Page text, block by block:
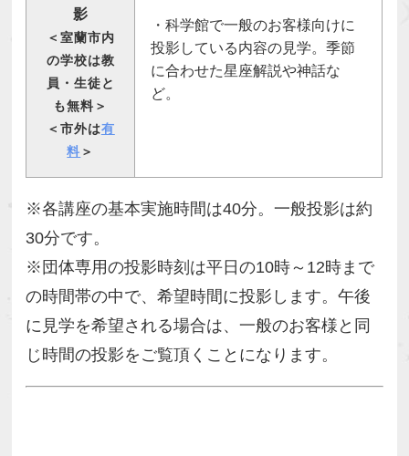
影
＜室蘭市内
の学校は教
員・生徒と
も無料＞
＜市外は有
料 ＞
・科学館で一般のお客様向けに
投影している内容の見学。季節
に合わせた星座解説や神話な
ど。
※各講座の基本実施時間は40分。一般投影は約
30分です。
※団体専用の投影時刻は平日の10時～12時まで
の時間帯の中で、希望時間に投影します。午後
に見学を希望される場合は、一般のお客様と同
じ時間の投影をご覧頂くことになります。